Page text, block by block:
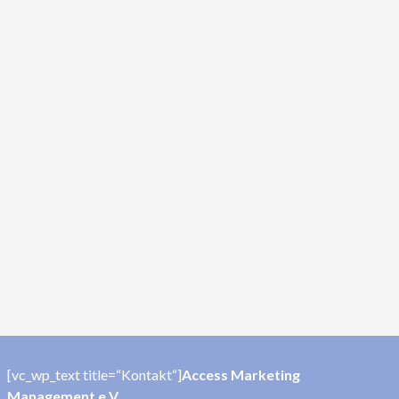
[vc_wp_text title=“Kontakt“]Access Marketing